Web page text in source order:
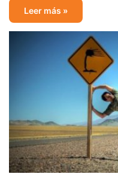
Leer más »